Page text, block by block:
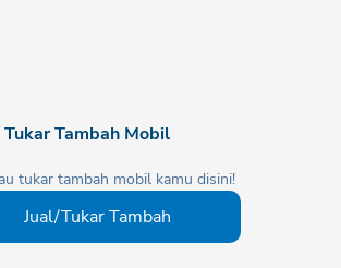
Tukar Tambah Mobil
tukar tambah mobil kamu disini!
Jual/Tukar Tambah